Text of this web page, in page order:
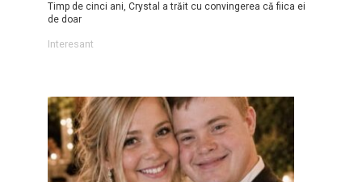
Timp de cinci ani, Crystal a trăit cu convingerea că fiica ei
de doar
Interesant